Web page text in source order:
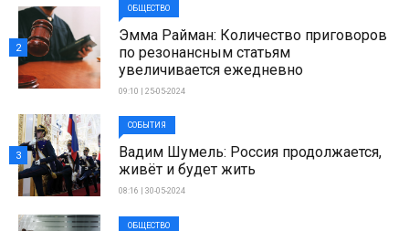
ОБЩЕСТВО
Эмма Райман: Количество приговоров
по резонансным статьям
увеличивается ежедневно
09:10 | 25-05-2024
2
СОБЫТИЯ
Вадим Шумель: Россия продолжается,
живёт и будет жить
08:16 | 30-05-2024
3
ОБЩЕСТВО